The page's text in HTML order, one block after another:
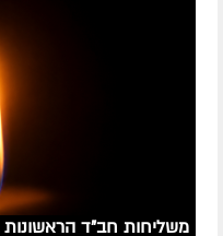
משליחות חב"ד הראשונות